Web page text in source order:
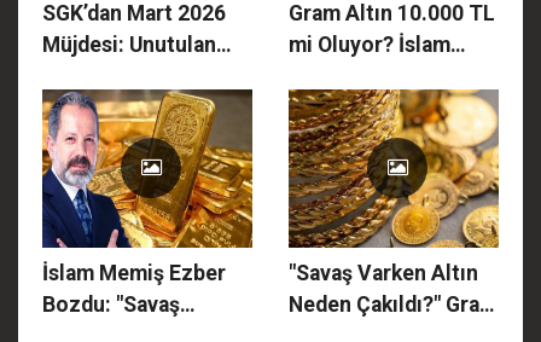
SGK’dan Mart 2026
Müjdesi: Unutulan
25 Bin TL’ye Kadar
Ödeme Alabilirsiniz!
Gram Altın 10.000 TL
mi Oluyor? İslam
İçin Hedef Verdi:
"Altın Hala Ucuz!"
İslam Memiş Ezber
Bozdu: "Savaş
"Savaş Varken Altın
Neden Çakıldı?" Gram